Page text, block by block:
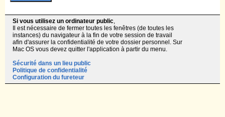
Si vous utilisez un ordinateur public,
Il est nécessaire de fermer toutes les fenêtres (de toutes les
instances) du navigateur à la fin de votre session de travail
afin d'assurer la confidentialité de votre dossier personnel. Sur
Mac OS vous devez quitter l'application à partir du menu.
Sécurité dans un lieu public
Politique de confidentialité
Configuration du fureteur